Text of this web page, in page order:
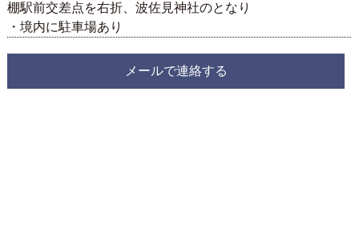
棚駅前交差点を右折、波佐見神社のとなり
・境内に駐車場あり
メールで連絡する